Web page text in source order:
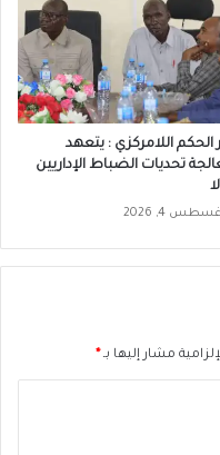
الحكم اللامركزي : يتعهد
تحديات الضباط الإداريين
4, 2026
مشار إليها بـ*